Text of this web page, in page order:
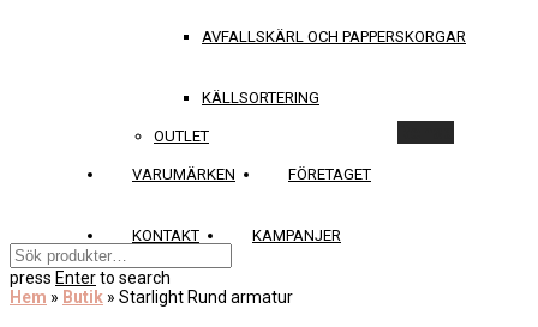
AVFALLSKÄRL OCH PAPPERSKORGAR
KÄLLSORTERING
OUTLET
VARUMÄRKEN FÖRETAGET
KONTAKT KAMPANJER
press Enterto search
Hem » Butik » Starlight Rund armatur